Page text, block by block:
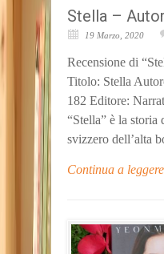
Stella –
19 Marzo, 2020
Recensione di
Titolo: Stella
182 Editore:
“Stella” è la
svizzero dell’alta
Continua a